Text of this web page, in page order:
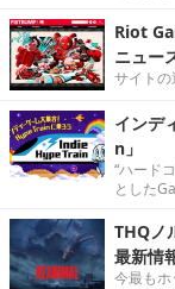
Riot
ニュー
サイト
インデ
n」
“ハード
とした
THQノ
最新情
今最も